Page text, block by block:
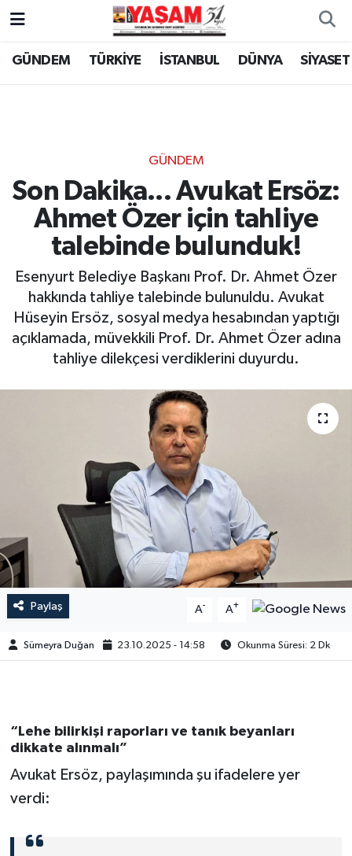
GÜNDEM TÜRKİYE İSTANBUL DÜNYA SİYASET
GÜNDEM
Son Dakika... Avukat Ersöz:
Ahmet Özer için tahliye
talebinde bulunduk!
Esenyurt Belediye Başkanı Prof. Dr. Ahmet Özer
hakkında tahliye talebinde bulunuldu. Avukat
Hüseyin Ersöz, sosyal medya hesabından yaptığı
açıklamada, müvekkili Prof. Dr. Ahmet Özer adına
tahliye dilekçesi verdiklerini duyurdu.
Paylaş A- A+
Sümeyra Duğan 23.10.2025 - 14:58 Okunma Süresi: 2 Dk
“Lehe bilirkişi raporları ve tanık beyanları
dikkate alınmalı”
Avukat Ersöz, paylaşımında şu ifadelere yer
verdi: